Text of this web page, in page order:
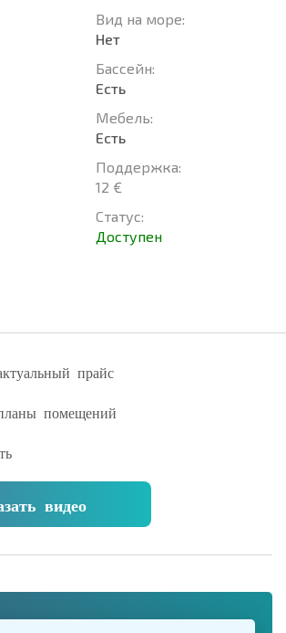
Вид на море:
Нет
Басcейн:
Есть
Мебель:
Есть
Поддержка:
12 €
Статус:
Доступен
прайс
планы помещений
видео